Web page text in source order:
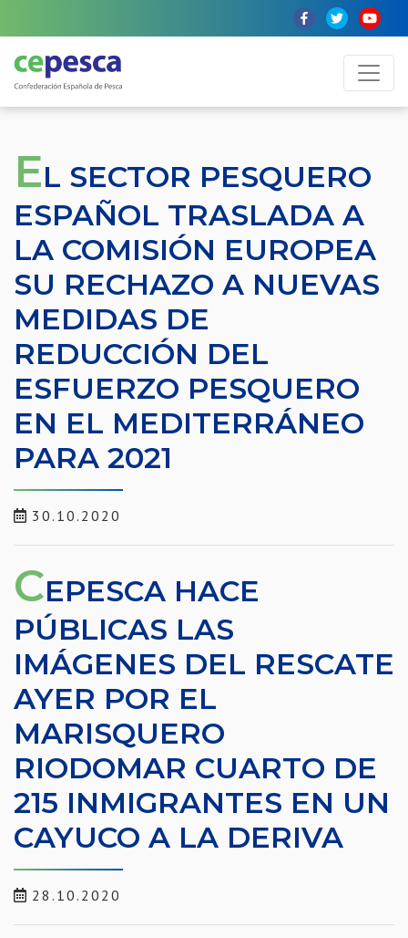
EL SECTOR PESQUERO
ESPAÑOL TRASLADA A
LA COMISIÓN EUROPEA
SU RECHAZO A NUEVAS
MEDIDAS DE
REDUCCIÓN DEL
ESFUERZO PESQUERO
EN EL MEDITERRÁNEO
PARA 2021
30.10.2020
CEPESCA HACE
PÚBLICAS LAS
IMÁGENES DEL RESCATE
AYER POR EL
MARISQUERO
RIODOMAR CUARTO DE
215 INMIGRANTES EN UN
CAYUCO A LA DERIVA
28.10.2020